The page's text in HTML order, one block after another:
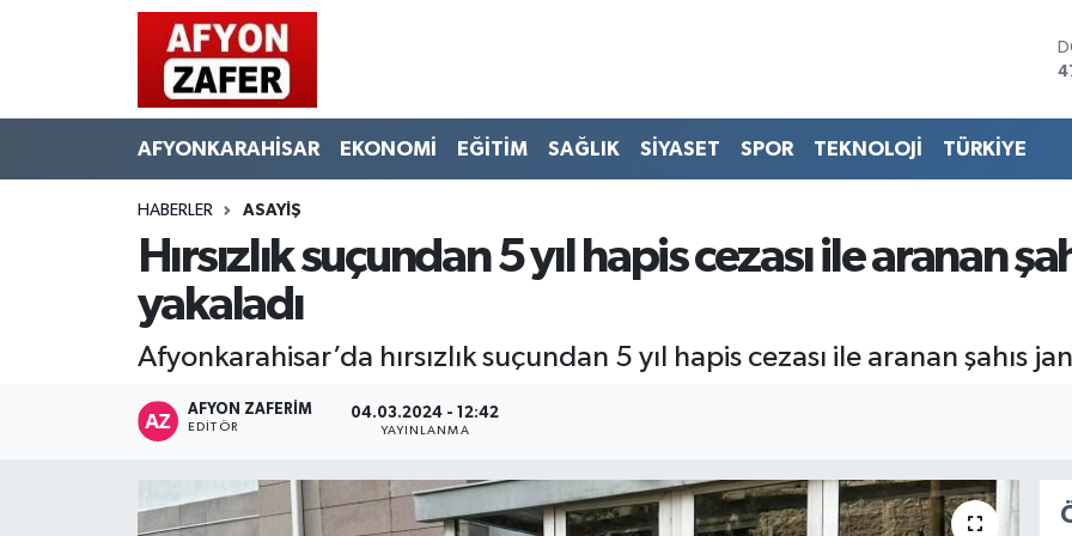
AFYONKARAHİSAR EKONOMİ EĞİTİM SAĞLIK SİYASET SPOR TEKNOLOJİ TÜRKİYE
HABERLER ASAYİŞ
Hırsızlık suçundan 5 yıl hapis cezası ile aranan
yakaladı
Afyonkarahisar’da hırsızlık suçundan 5 yıl hapis cezası ile aranan şahıs
AFYON ZAFERİM
EDITÖR
04.03.2024 - 12:42
YAYINLANMA